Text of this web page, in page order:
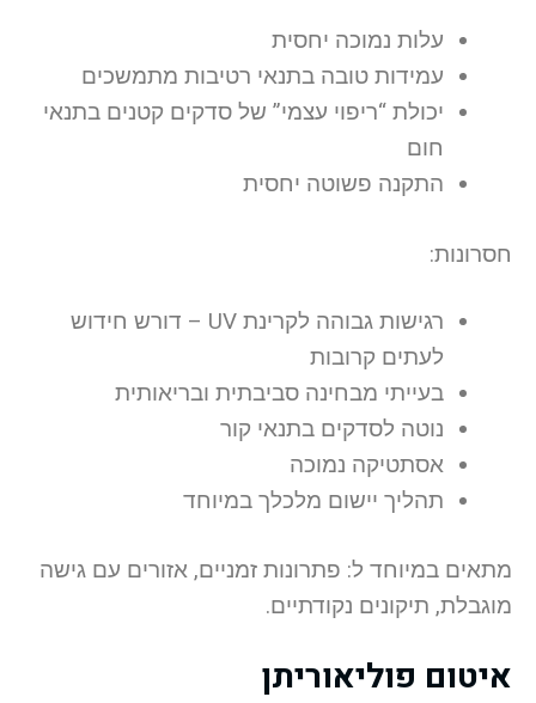
עלות נמוכה יחסית
עמידות טובה בתנאי רטיבות מתמשכים
יכולת “ריפוי עצמי” של סדקים קטנים בתנאי
חום
התקנה פשוטה יחסית
חסרונות:
רגישות גבוהה לקרינת UV – דורש חידוש
לעתים קרובות
בעייתי מבחינה סביבתית ובריאותית
נוטה לסדקים בתנאי קור
אסתטיקה נמוכה
תהליך יישום מלכלך במיוחד
מתאים במיוחד ל: פתרונות זמניים, אזורים עם גישה
מוגבלת, תיקונים נקודתיים.
איטום פוליאוריתן